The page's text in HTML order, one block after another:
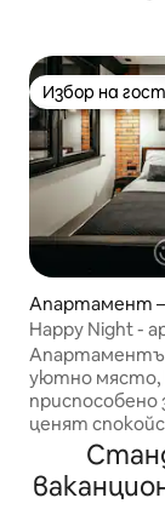
Избор на
Избор на
Апартамент –
Happy Night -
уютно място,
ценят
атмосфера.
предимство
11-ия етаж